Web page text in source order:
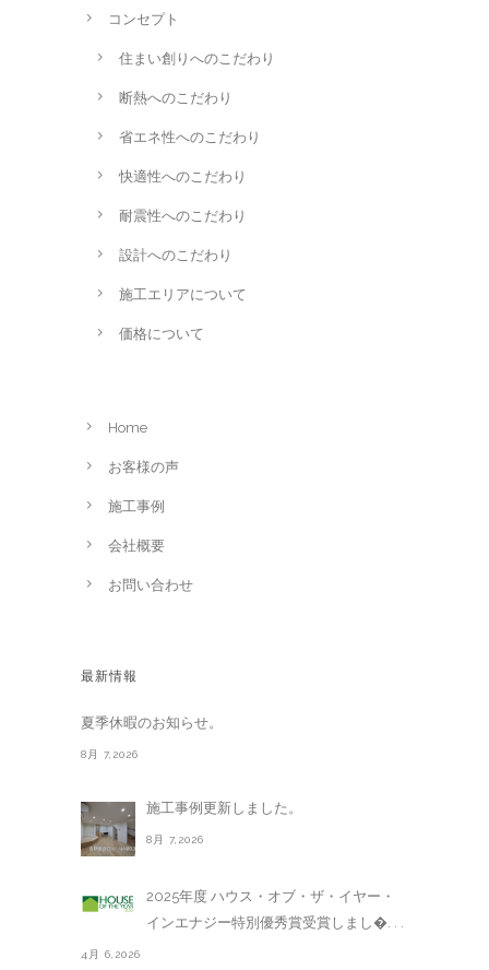
コンセプト
住まい創りへのこだわり
断熱へのこだわり
省エネ性へのこだわり
快適性へのこだわり
耐震性へのこだわり
設計へのこだわり
施工エリアについて
価格について
Home
お客様の声
施工事例
会社概要
お問い合わせ
最新情報
夏季休暇のお知らせ。
8月 7,2026
施工事例更新しました。
8月 7,2026
2025年度 ハウス・オブ・ザ・イヤー・
インエナジー特別優秀賞受賞しまし�. . .
4月 6,2026